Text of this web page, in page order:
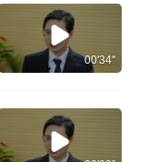
00'34''